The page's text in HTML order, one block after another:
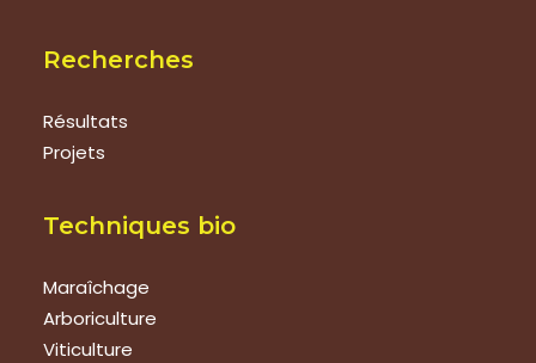
Recherches
Résultats
Projets
Techniques bio
Maraîchage
Arboriculture
Viticulture